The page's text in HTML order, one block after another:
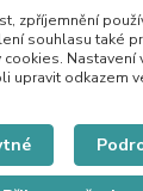
zpříjemnění
souhlasu také
cookies. Nastavení
upravit odkazem